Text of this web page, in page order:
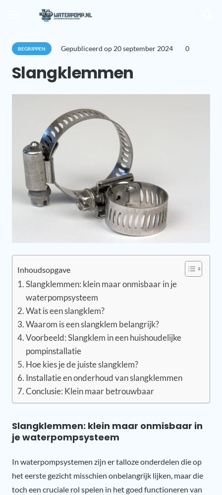
BEGRIPPEN Gepubliceerd op 20 september 2024 0
Slangklemmen
Inhoudsopgave
Slangklemmen: klein maar onmisbaar in je
waterpompsysteem
Wat is een slangklem?
Waarom is een slangklem belangrijk?
Voorbeeld: Slangklem in een huishoudelijke
pompinstallatie
Hoe kies je de juiste slangklem?
Installatie en onderhoud van slangklemmen
Conclusie: Klein maar betrouwbaar
Slangklemmen: klein maar onmisbaar in
je waterpompsysteem
In waterpompsystemen zijn er talloze onderdelen die op
het eerste gezicht misschien onbelangrijk lijken, maar die
toch een cruciale rol spelen in het goed functioneren van